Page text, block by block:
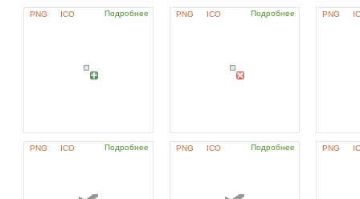
PNG ICO Подробнее PNG ICO Подробнее PNG
PNG ICO Подробнее PNG ICO Подробнее PNG